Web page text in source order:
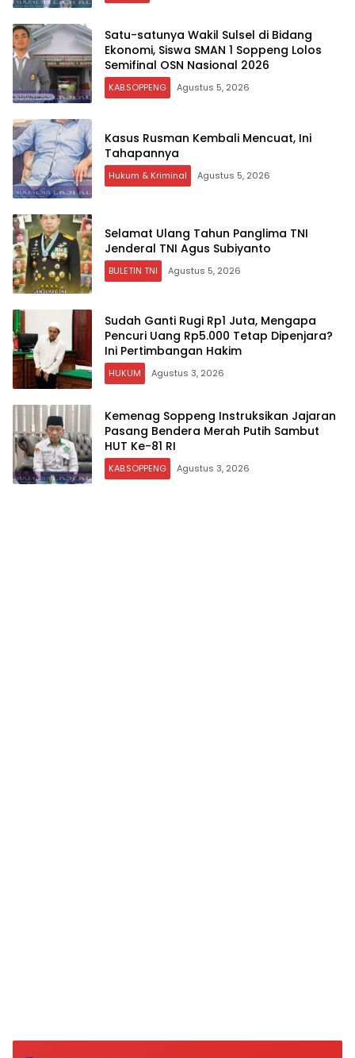
Satu-satunya Wakil Sulsel di Bidang
Ekonomi, Siswa SMAN 1 Soppeng Lolos
Semifinal OSN Nasional 2026
KAB.SOPPENG Agustus 5, 2026
Kasus Rusman Kembali Mencuat, Ini
Tahapannya
Hukum & Kriminal Agustus 5, 2026
Selamat Ulang Tahun Panglima TNI
Jenderal TNI Agus Subiyanto
BULETIN TNI Agustus 5, 2026
Sudah Ganti Rugi Rp1 Juta, Mengapa
Pencuri Uang Rp5.000 Tetap Dipenjara?
Ini Pertimbangan Hakim
HUKUM Agustus 3, 2026
Kemenag Soppeng Instruksikan Jajaran
Pasang Bendera Merah Putih Sambut
HUT Ke-81 RI
KAB.SOPPENG Agustus 3, 2026